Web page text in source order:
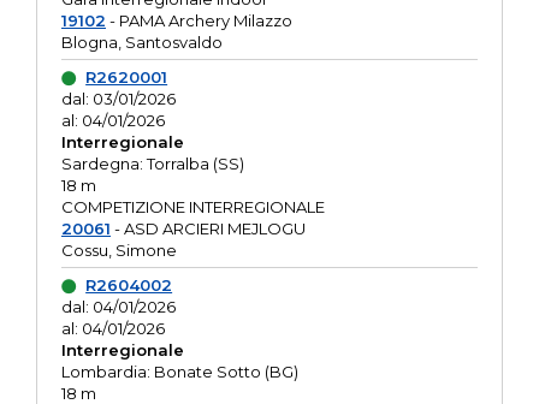
19102 - PAMA Archery Milazzo
Blogna, Santosvaldo
R2620001
dal: 03/01/2026
al: 04/01/2026
Interregionale
Sardegna: Torralba (SS)
18 m
COMPETIZIONE INTERREGIONALE
20061 - ASD ARCIERI MEJLOGU
Cossu, Simone
R2604002
dal: 04/01/2026
al: 04/01/2026
Interregionale
Lombardia: Bonate Sotto (BG)
18 m